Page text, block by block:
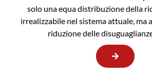
solo una equa distribuzione della
irrealizzabile nel sistema attuale, ma
riduzione delle